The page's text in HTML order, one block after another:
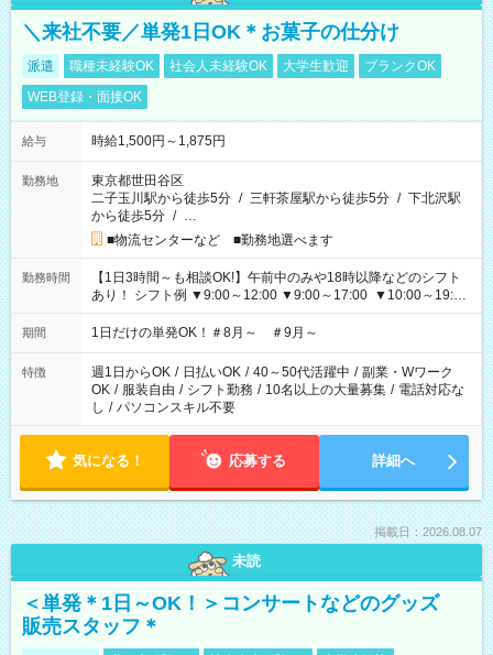
＼来社不要／単発1日OK＊お菓子の仕分け
派遣 職種未経験OK 社会人未経験OK 大学生歓迎
ブランクOK
WEB登録・面接OK
給与 時給1,500円～1,875円
勤務地
東京都世田谷区
二子玉川駅から徒歩5分 / 三軒茶屋駅から徒歩5分 / 下北沢駅
から徒歩5分 / …
■物流センターなど ■勤務地選べます
勤務時間
【1日3時間～も相談OK!】午前中のみや18時以降などのシフト
あり！ シフト例 ▼9:00～12:00 ▼9:00～17:00 ▼10:00～19:00
▼18:00～21:00
期間 1日だけの単発OK！＃8月～ ＃9月～
特徴 週1日からOK / 日払いOK / 40～50代活躍中 / 副業・Wワーク
OK / 服装自由 / シフト勤務 / 10名以上の大量募集 / 電話対応な
し / パソコンスキル不要
気になる！ 応募する 詳細へ
掲載日：2026.08.07
未読
＜単発＊1日～OK！＞コンサートなどのグッズ
販売スタッフ＊